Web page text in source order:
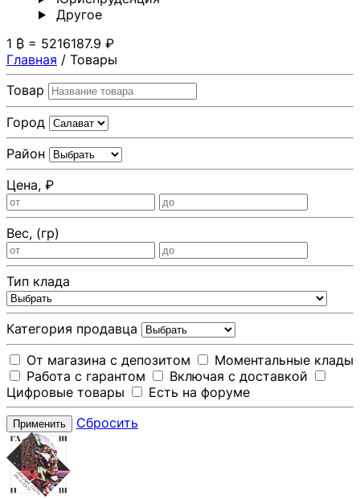
Другoе
1 ₿ = 5216187.9 ₽
Главная / Товары
Товар
Город
Район
Цена, ₽
Вес, (гр)
Тип клада
Категория продавца
От магазина с депозитом
Моментальные клады
Работа с гарантом
Включая с доставкой
Цифровые товары
Есть на форуме
Применить Сбросить